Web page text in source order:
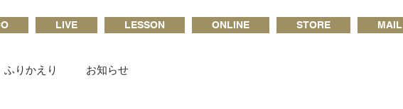
LIVE LESSON ONLINE STORE MAIL
ふりかえり お知らせ